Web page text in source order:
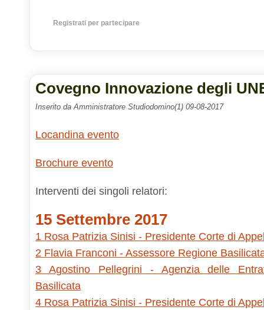
Registrati per partecipare
Covegno Innovazione degli
Inserito da Amministratore Studiodomino(1) 09-08-2017
Locandina evento
Brochure evento
Interventi dei singoli relatori:
15 Settembre 2017
1 Rosa Patrizia Sinisi - Presidente Corte di
2 Flavia Franconi - Assessore Regione
3 Agostino Pellegrini - Agenzia delle
Basilicata
4 Rosa Patrizia Sinisi - Presidente Corte di